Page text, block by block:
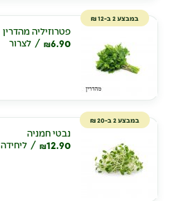
במבצע 2 ב-12 ₪
פטרוזיליה מהדרין
₪6.90 לצרור
במבצע 2 ב-20 ₪
נבטי חמניה
₪12.90 ליחידה